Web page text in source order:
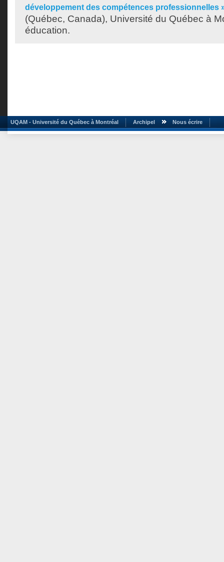
développement des compétences professionnelles
(Québec, Canada), Université du Québec à
éducation.
UQAM - Université du Québec à Montréal Archipel Nous écrire